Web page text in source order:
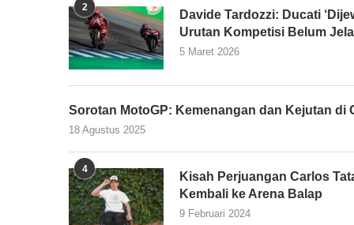
2
Davide Tardozzi: Ducati
Urutan Kompetisi Belum
5 Maret 2026
Sorotan MotoGP: Kemenangan dan Kejutan di
18 Agustus 2025
4
Kisah Perjuangan Carlos
Kembali ke Arena Balap
9 Februari 2024